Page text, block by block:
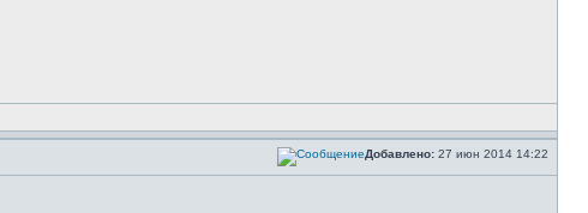
Добавлено: 27 июн 2014 14:22